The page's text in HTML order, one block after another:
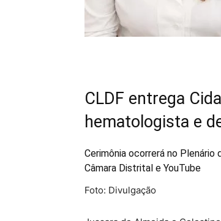
CLDF entrega
hematologista e
Cerimônia ocorrerá no
Câmara Distrital e YouTube
Foto: Divulgação